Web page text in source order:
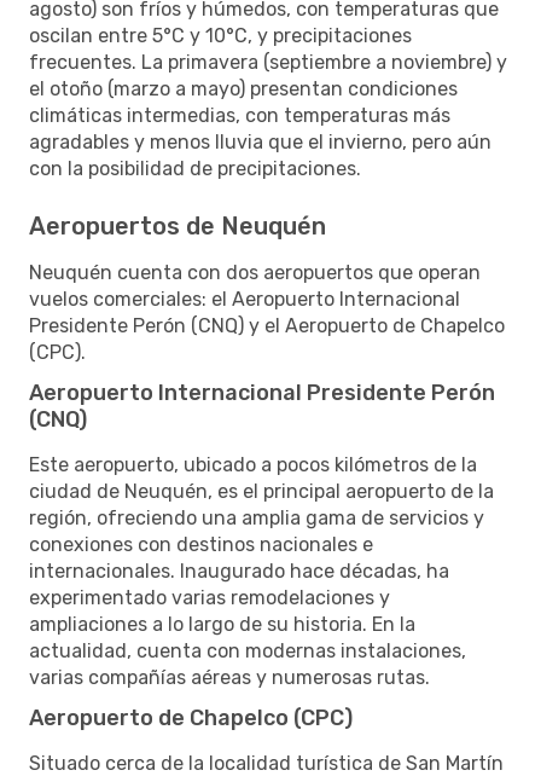
agosto) son fríos y húmedos, con temperaturas que
oscilan entre 5°C y 10°C, y precipitaciones
frecuentes. La primavera (septiembre a noviembre) y
el otoño (marzo a mayo) presentan condiciones
climáticas intermedias, con temperaturas más
agradables y menos lluvia que el invierno, pero aún
con la posibilidad de precipitaciones.
Aeropuertos de Neuquén
Neuquén cuenta con dos aeropuertos que operan
vuelos comerciales: el Aeropuerto Internacional
Presidente Perón (CNQ) y el Aeropuerto de Chapelco
(CPC).
Aeropuerto Internacional Presidente Perón
(CNQ)
Este aeropuerto, ubicado a pocos kilómetros de la
ciudad de Neuquén, es el principal aeropuerto de la
región, ofreciendo una amplia gama de servicios y
conexiones con destinos nacionales e
internacionales. Inaugurado hace décadas, ha
experimentado varias remodelaciones y
ampliaciones a lo largo de su historia. En la
actualidad, cuenta con modernas instalaciones,
varias compañías aéreas y numerosas rutas.
Aeropuerto de Chapelco (CPC)
Situado cerca de la localidad turística de San Martín